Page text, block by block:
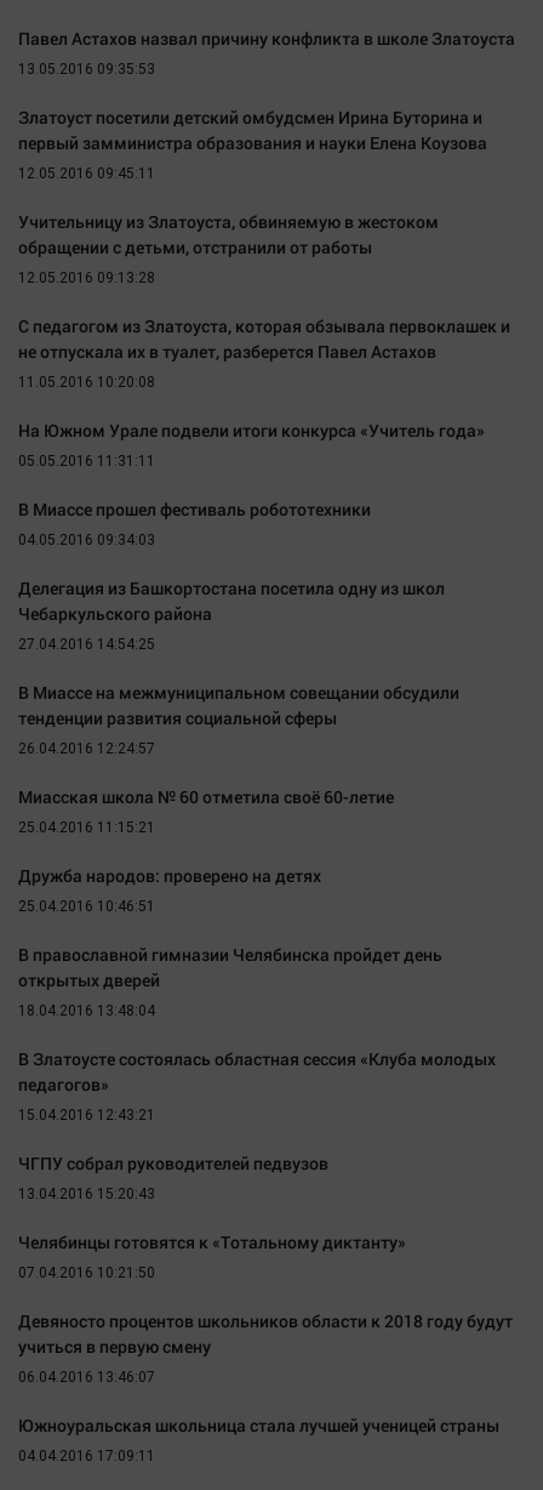
Вирус чтения
Гороскоп
Дети
Интервью
Конкурс
Обсуждаем
Персона
Светская жизнь
Тенденции
Павел Астахов назвал причину конфликта в школе Златоуста
13.05.2016 09:35:53
Златоуст посетили детский омбудсмен Ирина Буторина и
первый замминистра образования и науки Елена Коузова
12.05.2016 09:45:11
Учительницу из Златоуста, обвиняемую в жестоком
обращении с детьми, отстранили от работы
12.05.2016 09:13:28
С педагогом из Златоуста, которая обзывала первоклашек и
не отпускала их в туалет, разберется Павел Астахов
11.05.2016 10:20:08
На Южном Урале подвели итоги конкурса «Учитель года»
05.05.2016 11:31:11
В Миассе прошел фестиваль робототехники
04.05.2016 09:34:03
Делегация из Башкортостана посетила одну из школ
Чебаркульского района
27.04.2016 14:54:25
В Миассе на межмуниципальном совещании обсудили
тенденции развития социальной сферы
26.04.2016 12:24:57
Миасская школа № 60 отметила своё 60-летие
25.04.2016 11:15:21
Дружба народов: проверено на детях
25.04.2016 10:46:51
В православной гимназии Челябинска пройдет день
открытых дверей
18.04.2016 13:48:04
В Златоусте состоялась областная сессия «Клуба молодых
педагогов»
15.04.2016 12:43:21
ЧГПУ собрал руководителей педвузов
13.04.2016 15:20:43
Челябинцы готовятся к «Тотальному диктанту»
07.04.2016 10:21:50
Девяносто процентов школьников области к 2018 году будут
учиться в первую смену
06.04.2016 13:46:07
Южноуральская школьница стала лучшей ученицей страны
04.04.2016 17:09:11